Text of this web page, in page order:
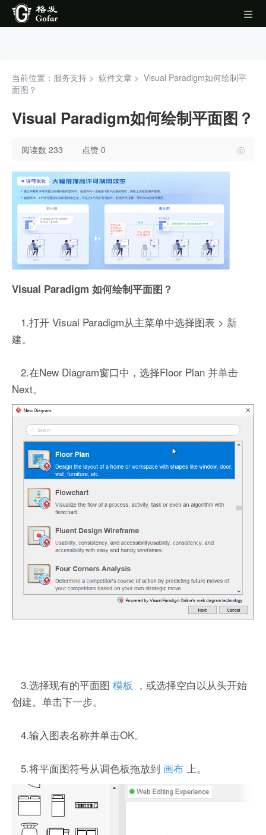
当前位置：服务支持 > 软件文章 > Visual Paradigm如何绘制平
面图？
Visual Paradigm如何绘制平面图？
阅读数 233 点赞 0
Visual Paradigm 如何绘制平面图？
1.打开 Visual Paradigm从主菜单中选择图表 > 新
建。
2.在New Diagram窗口中，选择Floor Plan 并单击
Next。
3.选择现有的平面图 模板 ，或选择空白以从头开始
创建。单击下一步。
4.输入图表名称并单击OK。
5.将平面图符号从调色板拖放到 画布 上。